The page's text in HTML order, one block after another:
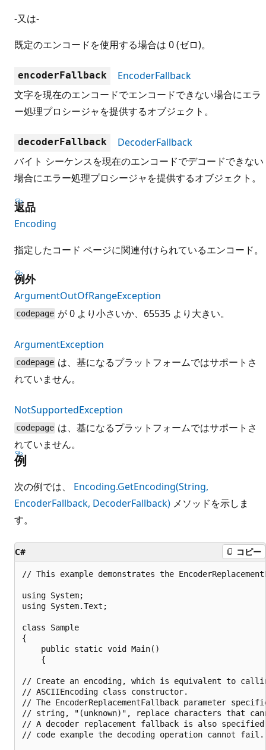
-又は-
既定のエンコードを使用する場合は 0 (ゼロ)。
encoderFallback
EncoderFallback
文字を現在のエンコードでエンコードできない場合にエラ
ー処理プロシージャを提供するオブジェクト。
decoderFallback
DecoderFallback
バイト シーケンスを現在のエンコードでデコードできない
場合にエラー処理プロシージャを提供するオブジェクト。
返品
Encoding
指定したコード ページに関連付けられているエンコード。
例外
ArgumentOutOfRangeException
codepage が 0 より小さいか、65535 より大きい。
ArgumentException
codepage は、基になるプラットフォームではサポートさ
れていません。
NotSupportedException
codepage は、基になるプラットフォームではサポートさ
れていません。
例
次の例では、 Encoding.GetEncoding(String,
EncoderFallback, DecoderFallback) メソッドを示しま
す。
C# コピー
// This example demonstrates the
using System;
using System.Text;
class Sample
{
    public static void Main()
    {
// Create an encoding, which is equivalent to
// ASCIIEncoding class constructor.
// The EncoderReplacementFallback parameter
// string, "(unknown)", replace characters that
// A decoder replacement fallback is also
// code example the decoding operation cannot fail.